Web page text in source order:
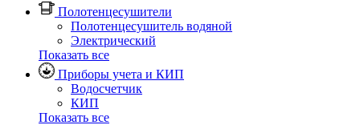
Полотенцесушители
Полотенцесушитель водяной
Электрический
Показать все
Приборы учета и КИП
Водосчетчик
КИП
Показать все